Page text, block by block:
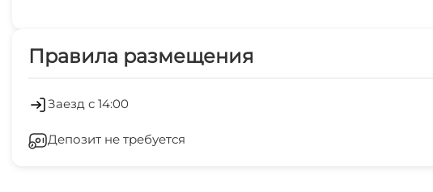
Обслуживание номеров
Холодильник
Отопление
Правила размещения
Заезд с 14:00
Депозит не требуется